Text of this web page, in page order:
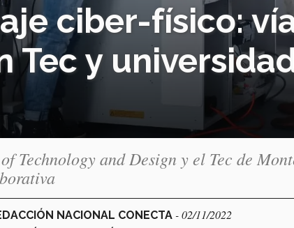
ciber-físico:
Tec y
Technology and Design y el Tec de
NACIONAL CONECTA - 02/11/2022